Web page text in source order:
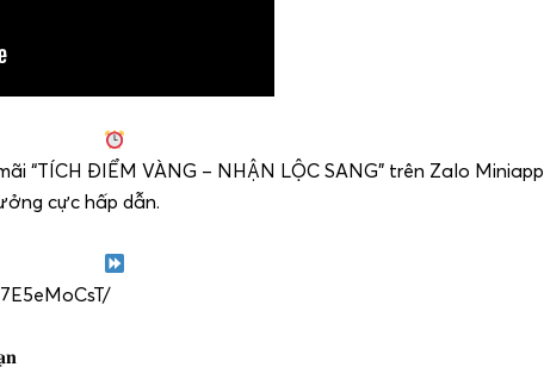
“TÍCH ĐIỂM VÀNG – NHẬN LỘC SANG” trên Zalo Miniapp
cực hấp dẫn.